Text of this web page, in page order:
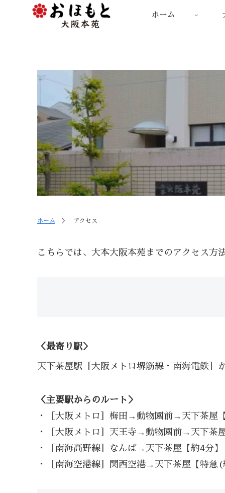
ホーム
ホーム ＞ アクセス
こちらでは、大本大阪本苑までのアクセス方
＜最寄り駅＞
天下茶屋駅［大阪メトロ堺筋線・南海電鉄］
＜主要駅からのルート＞
・［大阪メトロ］梅田→動物園前→天下茶屋【
・［大阪メトロ］天王寺→動物園前→天下茶屋
・［南海高野線］なんば→天下茶屋【約4分】
・［南海空港線］関西空港→天下茶屋【特